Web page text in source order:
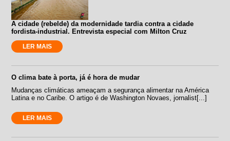
A cidade (rebelde) da modernidade tardia contra a cidade
fordista-industrial. Entrevista especial com Milton Cruz
LER MAIS
O clima bate à porta, já é hora de mudar
Mudanças climáticas ameaçam a segurança alimentar na América
Latina e no Caribe. O artigo é de Washington Novaes, jornalist[...]
LER MAIS